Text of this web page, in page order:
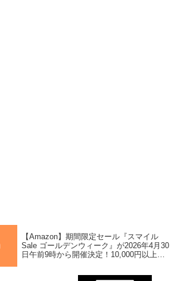
【Amazon】期間限定セール『スマイル
Sale ゴールデンウィーク』が2026年4月30
日午前9時から開催決定！10,000円以上の